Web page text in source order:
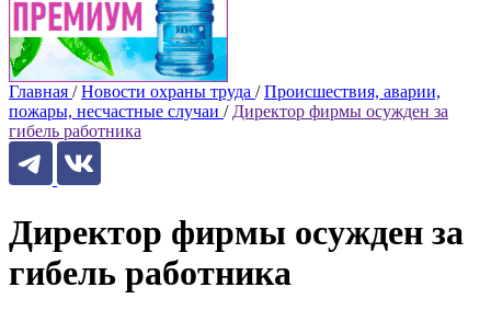
Главная / Новости охраны труда / Происшествия, аварии,
пожары, несчастные случаи / Директор фирмы осужден за
гибель работника
Директор фирмы осужден за
гибель работника